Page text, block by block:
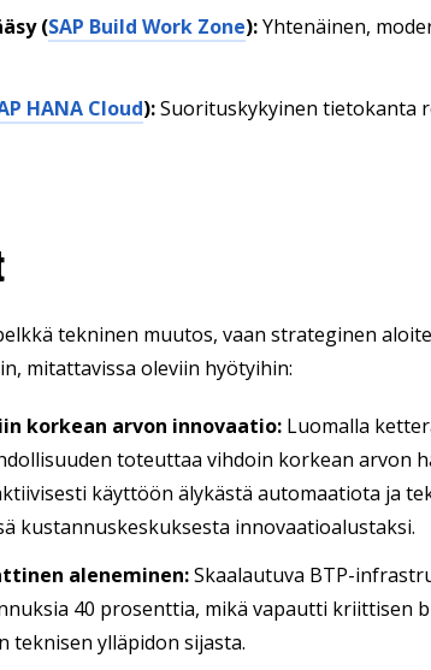
(SAP Build Work Zone):Yhtenäinen,
HANA Cloud):Suorituskykyinen tietokanta
tekninen muutos, vaan strateginen
mitattavissa oleviin hyötyihin:
korkean arvon innovaatio: Luomalla
toteuttaa vihdoin korkean arvon
käyttöön älykästä automaatiota ja
kustannuskeskuksesta innovaatioalustaksi.
aleneminen:Skaalautuva BTP-
40 prosenttia, mikä vapautti kriittisen
teknisen ylläpidon sijasta.